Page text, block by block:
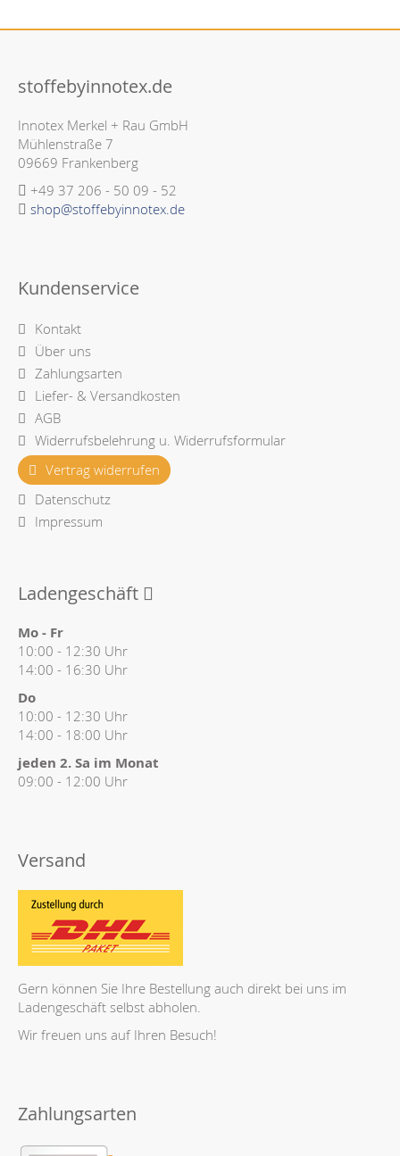
stoffebyinnotex.de
Innotex Merkel + Rau GmbH
Mühlenstraße 7
09669 Frankenberg
+49 37 206 - 50 09 - 52
shop@stoffebyinnotex.de
Kundenservice
Kontakt
Über uns
Zahlungsarten
Liefer- & Versandkosten
AGB
Widerrufsbelehrung u. Widerrufsformular
Vertrag widerrufen
Datenschutz
Impressum
Ladengeschäft
Mo - Fr
10:00 - 12:30 Uhr
14:00 - 16:30 Uhr
Do
10:00 - 12:30 Uhr
14:00 - 18:00 Uhr
jeden 2. Sa im Monat
09:00 - 12:00 Uhr
Versand
Gern können Sie Ihre Bestellung auch direkt bei uns im
Ladengeschäft selbst abholen.
Wir freuen uns auf Ihren Besuch!
Zahlungsarten